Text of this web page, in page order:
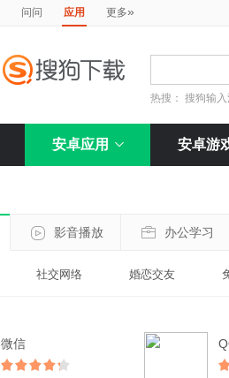
问问 应用 更多»
热搜： 搜狗输入
安卓应用 安卓游
影音播放 办公学习
社交网络 婚恋交友
微信